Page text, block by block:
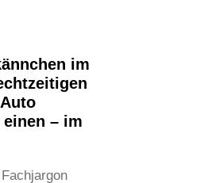
im
– im